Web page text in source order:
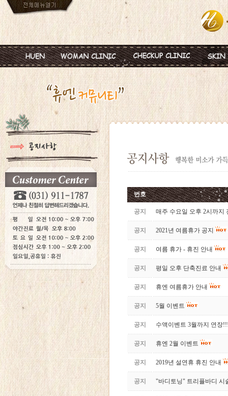
진료안내
진료시간
병원둘러보기
찾아오시는길
피임
월경이상
질염 및 성병
갱년기 및 폐경
여성성형
혈액종합검진
미혼여성검진
초기임신검진
번호
공지 매주 수요일 오후 2시까지
공지 2021년 여름휴가 공지
공지 여름 휴가 - 휴진 안내
공지 평일 오후 단축진료 안내
공지 휴엔 여름휴가 안내
공지 5월 이벤트
공지 수액이벤트 3월까지 연장
공지 휴엔 2월 이벤트
공지 2019년 설연휴 휴진 안내
공지 "바디토닝" 트리플바디 시